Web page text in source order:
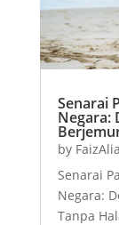
Senarai
Negara:
by
Senarai
Negara:
Tanpa